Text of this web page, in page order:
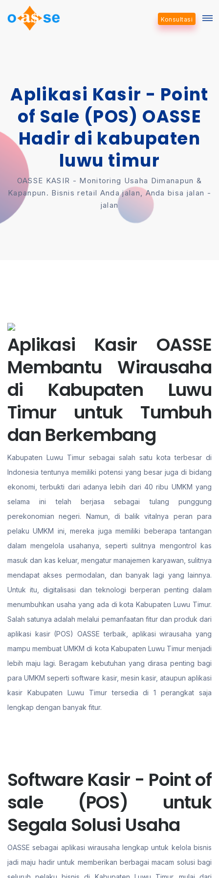
Konsultasi
Aplikasi Kasir - Point
of Sale (POS) OASSE
Hadir di kabupaten
luwu timur
OASSE KASIR - Monitoring Usaha Dimanapun &
Kapanpun. Bisnis retail Anda jalan, Anda bisa jalan -
jalan
Aplikasi Kasir OASSE
Membantu Wirausaha
di Kabupaten Luwu
Timur untuk Tumbuh
dan Berkembang
Kabupaten Luwu Timur sebagai salah satu kota terbesar di
Indonesia tentunya memiliki potensi yang besar juga di bidang
ekonomi, terbukti dari adanya lebih dari 40 ribu UMKM yang
selama ini telah berjasa sebagai tulang punggung
perekonomian negeri. Namun, di balik vitalnya peran para
pelaku UMKM ini, mereka juga memiliki beberapa tantangan
dalam mengelola usahanya, seperti sulitnya mengontrol kas
masuk dan kas keluar, mengatur manajemen karyawan, sulitnya
mendapat akses permodalan, dan banyak lagi yang lainnya.
Untuk itu, digitalisasi dan teknologi berperan penting dalam
menumbuhkan usaha yang ada di kota Kabupaten Luwu Timur.
Salah satunya adalah melalui pemanfaatan fitur dan produk dari
aplikasi kasir (POS) OASSE terbaik, aplikasi wirausaha yang
mampu membuat UMKM di kota Kabupaten Luwu Timur menjadi
lebih maju lagi. Beragam kebutuhan yang dirasa penting bagi
para UMKM seperti software kasir, mesin kasir, ataupun aplikasi
kasir Kabupaten Luwu Timur tersedia di 1 perangkat saja
lengkap dengan banyak fitur.
Software Kasir - Point of
sale (POS) untuk
Segala Solusi Usaha
OASSE sebagai aplikasi wirausaha lengkap untuk kelola bisnis
jadi maju hadir untuk memberikan berbagai macam solusi bagi